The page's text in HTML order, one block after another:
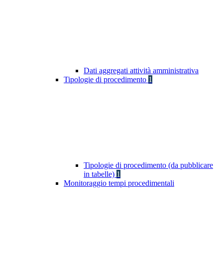
Dati aggregati attività amministrativa
Tipologie di procedimento 1
Tipologie di procedimento (da pubblicare
in tabelle) 1
Monitoraggio tempi procedimentali